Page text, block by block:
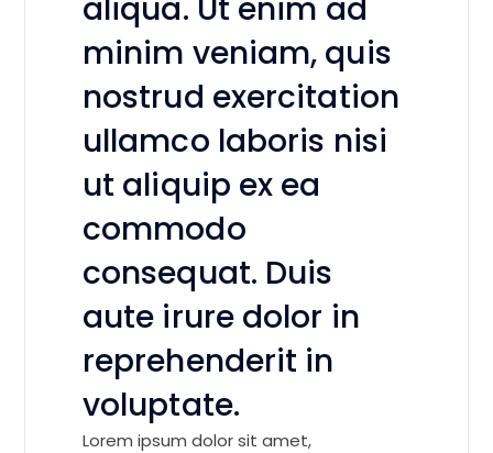
minim veniam, quis
nostrud exercitation
ullamco laboris nisi
ut aliquip ex ea
commodo
consequat. Duis
aute irure dolor in
reprehenderit in
voluptate.
Lorem ipsum dolor sit amet,